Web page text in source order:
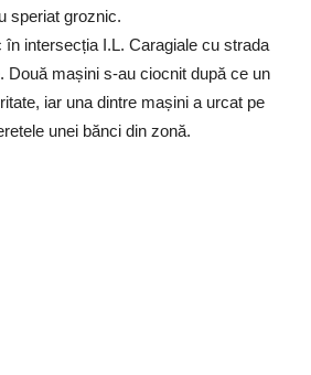
speriat groznic.
în intersecția I.L. Caragiale cu strada
Două mașini s-au ciocnit după ce un
iar una dintre mașini a urcat pe
unei bănci din zonă.